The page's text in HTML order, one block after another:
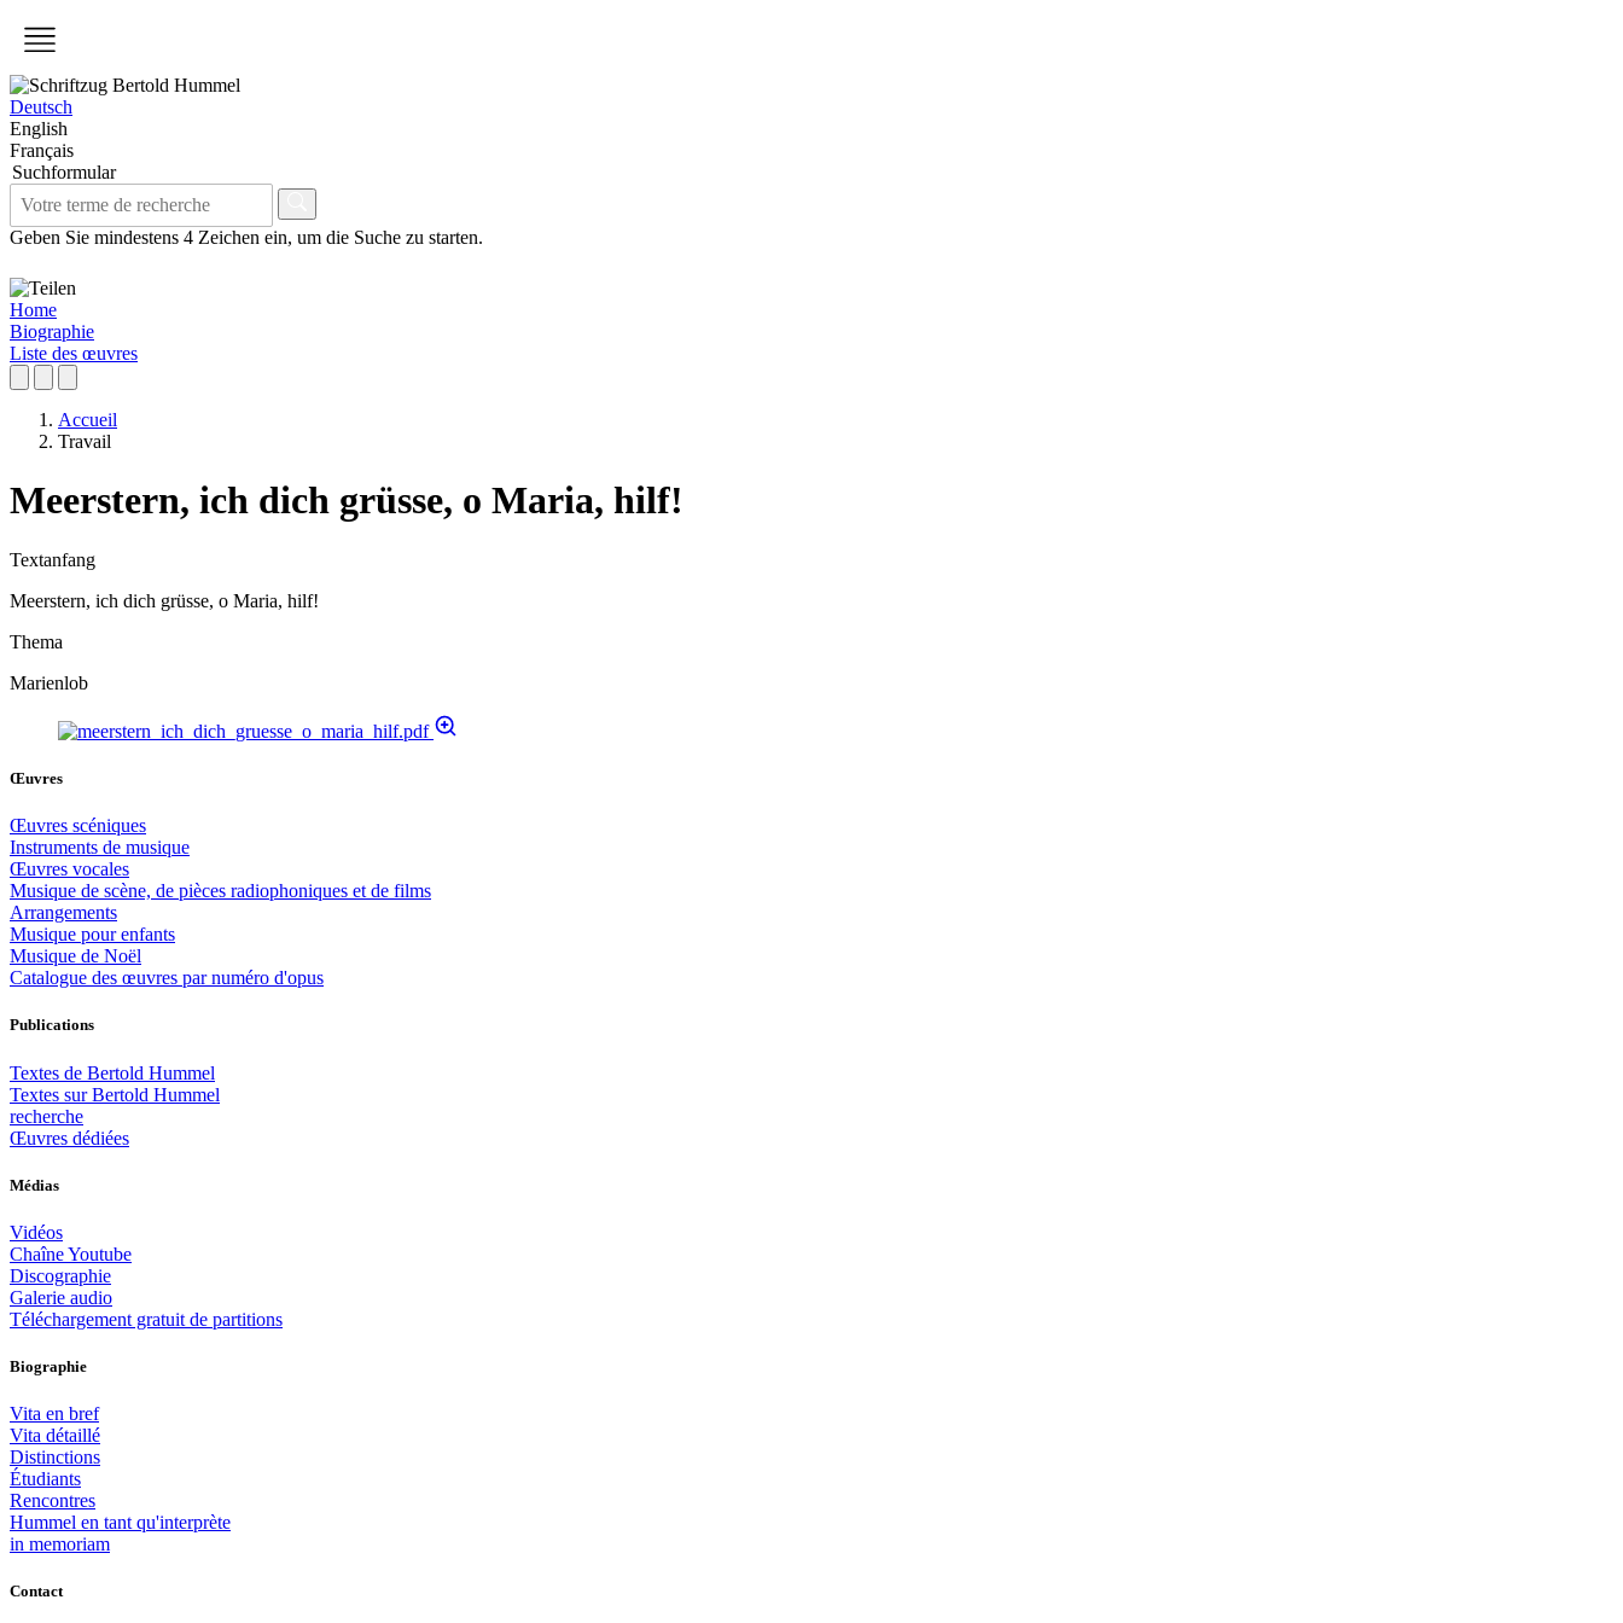
Deutsch
English
Français
Suchformular
Geben Sie mindestens 4 Zeichen ein, um die Suche zu starten.
Home
Biographie
Liste des œuvres
Accueil
Travail
Meerstern, ich dich grüsse, o Maria, hilf!
Textanfang
Meerstern, ich dich grüsse, o Maria, hilf!
Thema
Marienlob
Œuvres
Œuvres scéniques
Instruments de musique
Œuvres vocales
Musique de scène, de pièces radiophoniques et de films
Arrangements
Musique pour enfants
Musique de Noël
Catalogue des œuvres par numéro d'opus
Publications
Textes de Bertold Hummel
Textes sur Bertold Hummel
recherche
Œuvres dédiées
Médias
Vidéos
Chaîne Youtube
Discographie
Galerie audio
Téléchargement gratuit de partitions
Biographie
Vita en bref
Vita détaillé
Distinctions
Étudiants
Rencontres
Hummel en tant qu'interprète
in memoriam
Contact